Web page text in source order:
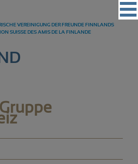
VEREINIGUNG DER FREUNDE FINNLANDS
SUISSE DES AMIS DE LA FINLANDE
Events
Magazin